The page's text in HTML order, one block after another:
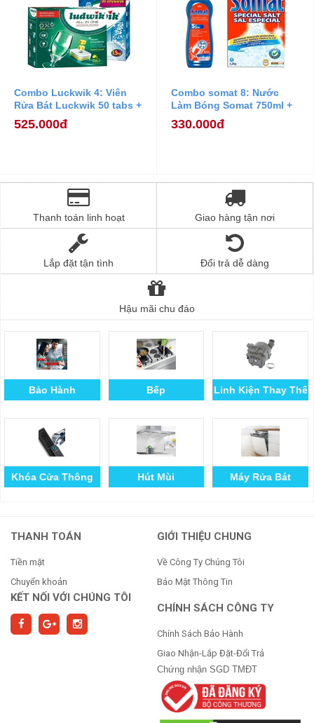
Combo Luckwik 4: Viên
Rửa Bát Luckwik 50 tabs +
Muối Rửa Bát Ludwik
1,5kg
525.000đ
Combo somat 8: Nước
Làm Bóng Somat 750ml +
Muối Rửa Bát Somat 1,2
kg.
330.000đ
Thanh toán linh hoạt Giao hàng tận nơi
Lắp đặt tận tình Đổi trả dễ dàng
Hậu mãi chu đáo
Bảo Hành Bếp Linh Kiện Thay Thế
Khóa Cửa Thông
Hút Mùi Máy Rửa Bát
THANH TOÁN
Tiền mặt
Chuyển khoản
KẾT NỐI VỚI CHÚNG TÔI
GIỚI THIỆU CHUNG
Về Công Ty Chúng Tôi
Bảo Mật Thông Tin
CHÍNH SÁCH CÔNG TY
Chính Sách Bảo Hành
Giao Nhận-Lắp Đặt-Đổi Trả
Chứng nhận SGD TMĐT